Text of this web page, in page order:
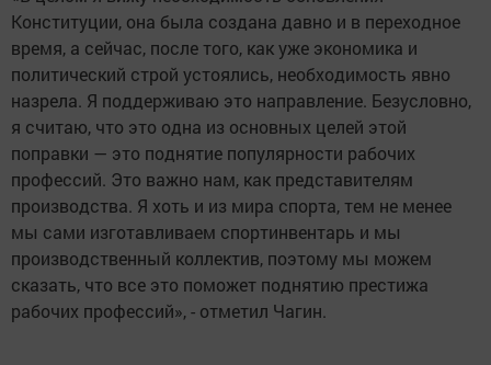
Конституции, она была создана давно и в переходное
время, а сейчас, после того, как уже экономика и
политический строй устоялись, необходимость явно
назрела. Я поддерживаю это направление. Безусловно,
я считаю, что это одна из основных целей этой
поправки — это поднятие популярности рабочих
профессий. Это важно нам, как представителям
производства. Я хоть и из мира спорта, тем не менее
мы сами изготавливаем спортинвентарь и мы
производственный коллектив, поэтому мы можем
сказать, что все это поможет поднятию престижа
рабочих профессий», - отметил Чагин.